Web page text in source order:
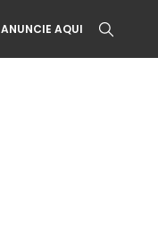
ANUNCIE AQUI